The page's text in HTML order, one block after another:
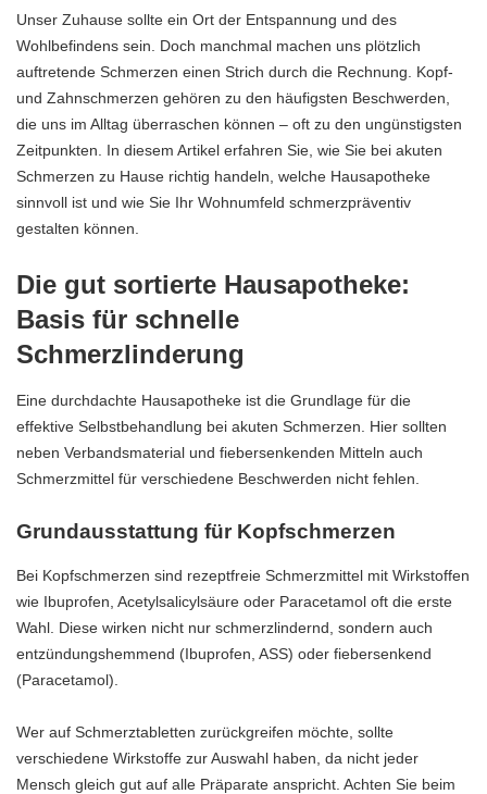
Unser Zuhause sollte ein Ort der Entspannung und des
Wohlbefindens sein. Doch manchmal machen uns plötzlich
auftretende Schmerzen einen Strich durch die Rechnung. Kopf-
und Zahnschmerzen gehören zu den häufigsten Beschwerden,
die uns im Alltag überraschen können – oft zu den ungünstigsten
Zeitpunkten. In diesem Artikel erfahren Sie, wie Sie bei akuten
Schmerzen zu Hause richtig handeln, welche Hausapotheke
sinnvoll ist und wie Sie Ihr Wohnumfeld schmerzpräventiv
gestalten können.
Die gut sortierte Hausapotheke:
Basis für schnelle
Schmerzlinderung
Eine durchdachte Hausapotheke ist die Grundlage für die
effektive Selbstbehandlung bei akuten Schmerzen. Hier sollten
neben Verbandsmaterial und fiebersenkenden Mitteln auch
Schmerzmittel für verschiedene Beschwerden nicht fehlen.
Grundausstattung für Kopfschmerzen
Bei Kopfschmerzen sind rezeptfreie Schmerzmittel mit Wirkstoffen
wie Ibuprofen, Acetylsalicylsäure oder Paracetamol oft die erste
Wahl. Diese wirken nicht nur schmerzlindernd, sondern auch
entzündungshemmend (Ibuprofen, ASS) oder fiebersenkend
(Paracetamol).
Wer auf Schmerztabletten zurückgreifen möchte, sollte
verschiedene Wirkstoffe zur Auswahl haben, da nicht jeder
Mensch gleich gut auf alle Präparate anspricht. Achten Sie beim